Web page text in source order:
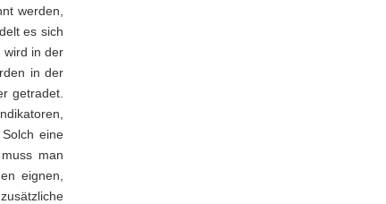
werden,
es sich
wird in der
in der
getradet.
eine
man
eignen,